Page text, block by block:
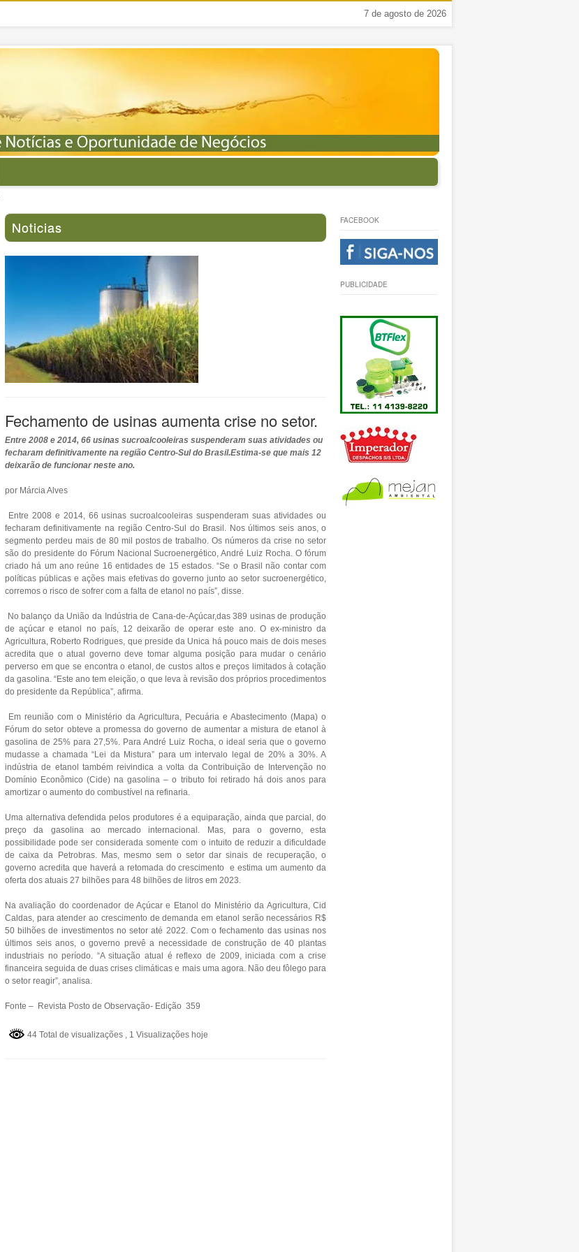
7 de agosto de 2026
Noticias
Fechamento de usinas aumenta crise no setor.
Entre 2008 e 2014, 66 usinas sucroalcooleiras suspenderam suas atividades ou
fecharam definitivamente na região Centro-Sul do Brasil.Estima-se que mais 12
deixarão de funcionar neste ano.
por Márcia Alves
Entre 2008 e 2014, 66 usinas sucroalcooleiras suspenderam suas atividades ou
fecharam definitivamente na região Centro-Sul do Brasil. Nos últimos seis anos, o
segmento perdeu mais de 80 mil postos de trabalho. Os números da crise no setor
são do presidente do Fórum Nacional Sucroenergético, André Luiz Rocha. O fórum
criado há um ano reúne 16 entidades de 15 estados. “Se o Brasil não contar com
políticas públicas e ações mais efetivas do governo junto ao setor sucroenergético,
corremos o risco de sofrer com a falta de etanol no país”, disse.
No balanço da União da Indústria de Cana-de-Açúcar,das 389 usinas de produção
de açúcar e etanol no país, 12 deixarão de operar este ano. O ex-ministro da
Agricultura, Roberto Rodrigues, que preside da Unica há pouco mais de dois meses
acredita que o atual governo deve tomar alguma posição para mudar o cenário
perverso em que se encontra o etanol, de custos altos e preços limitados à cotação
da gasolina. “Este ano tem eleição, o que leva à revisão dos próprios procedimentos
do presidente da República”, afirma.
Em reunião com o Ministério da Agricultura, Pecuária e Abastecimento (Mapa) o
Fórum do setor obteve a promessa do governo de aumentar a mistura de etanol à
gasolina de 25% para 27,5%. Para André Luiz Rocha, o ideal seria que o governo
mudasse a chamada “Lei da Mistura” para um intervalo legal de 20% a 30%. A
indústria de etanol também reivindica a volta da Contribuição de Intervenção no
Domínio Econômico (Cide) na gasolina – o tributo foi retirado há dois anos para
amortizar o aumento do combustível na refinaria.
Uma alternativa defendida pelos produtores é a equiparação, ainda que parcial, do
preço da gasolina ao mercado internacional. Mas, para o governo, esta
possibilidade pode ser considerada somente com o intuito de reduzir a dificuldade
de caixa da Petrobras. Mas, mesmo sem o setor dar sinais de recuperação, o
governo acredita que haverá a retomada do crescimento e estima um aumento da
oferta dos atuais 27 bilhões para 48 bilhões de litros em 2023.
Na avaliação do coordenador de Açúcar e Etanol do Ministério da Agricultura, Cid
Caldas, para atender ao crescimento de demanda em etanol serão necessários R$
50 bilhões de investimentos no setor até 2022. Com o fechamento das usinas nos
últimos seis anos, o governo prevê a necessidade de construção de 40 plantas
industriais no período. “A situação atual é reflexo de 2009, iniciada com a crise
financeira seguida de duas crises climáticas e mais uma agora. Não deu fôlego para
o setor reagir”, analisa.
Fonte – Revista Posto de Observação- Edição 359
44 Total de visualizações , 1 Visualizações hoje
FACEBOOK
PUBLICIDADE